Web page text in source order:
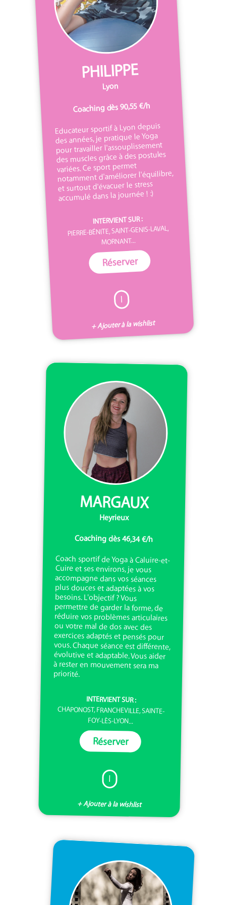
PHILIPPE
Lyon
Coaching dès 90,55 €/h
Educateur sportif à Lyon depuis
des années, je pratique le Yoga
pour travailler l'assouplissement
des muscles grâce à des postules
variées. Ce sport permet
notamment d'améliorer l'équilibre,
et surtout d'évacuer le stress
accumulé dans la journée ! :)
INTERVIENT SUR :
PIERRE-BÉNITE, SAINT-GENIS-LAVAL,
MORNANT...
Réserver
I
+ Ajouter à la wishlist
MARGAUX
Heyrieux
Coaching dès 46,34 €/h
Coach sportif de Yoga à Caluire-et-
Cuire et ses environs, je vous
accompagne dans vos séances
plus douces et adaptées à vos
besoins. L'objectif ? Vous
permettre de garder la forme, de
réduire vos problèmes articulaires
ou votre mal de dos avec des
exercices adaptés et pensés pour
vous. Chaque séance est différente,
évolutive et adaptable. Vous aider
à rester en mouvement sera ma
priorité.
INTERVIENT SUR :
CHAPONOST, FRANCHEVILLE, SAINTE-
FOY-LÈS-LYON...
Réserver
I
+ Ajouter à la wishlist